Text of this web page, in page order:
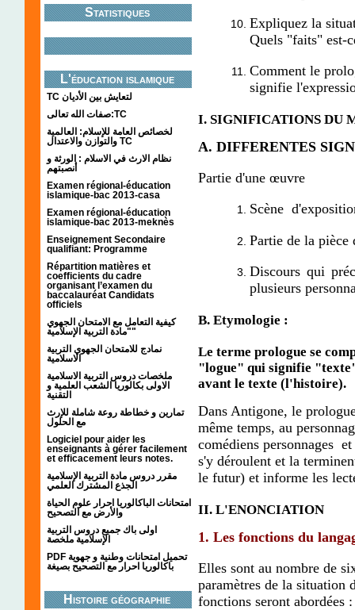
Statistiques
L'éducation islamique
TC لتعايش بين الأديان
صفات الله تعالى:TC
لخصائص العامة للإسلام: العالمية
والتوازن والاعتدال TC
نظام الارث في الاسلام : الورثة و
أنصبتهم
Examen régional-éducation
islamique-bac 2013-casa
Examen régional-éducation
islamique-bac 2013-meknès
Enseignement Secondaire
qualifiant: Programme
Répartition matières et
coefficients du cadre
organisant l’examen du
baccalauréat Candidats
officiels
كيفية التعامل مع الامتحان الجهوي
"مادة التربية الإسلامية"
نمادج للامتحان الجهوي التربية
الاسلامية
ملخصات دروس التربية الاسلامية
الاولى بكالوريا الشعب العلمية و
التقنية
تمارين و خطاطة روعة شاملة للإرث
مع الحلول
Logiciel pour aider les
enseignants à gérer facilement
et efficacement leurs notes.
مقرر دروس مادة التربية الإسلامية
الجذع المشترك العلمي
امتحانات الباكالوريا احرار علوم الحياة
والأرض مع التصحيح
اولى باك جميع دروس التربية
الإسلامية ملخصة
PDF تحميل امتحانات وطنية و جهوية
باكالوريا احرار مع التصحيح بصيغة
Histoire géographie
Expliquez la
Quels "faits" est-
Comment le
signifie
I. SIGNIFICATIONS DU
A. DIFFERENTES
Partie d'une œuvre
Scène
Partie de la
Discours qui
plusieurs
B. Etymologie :
Le terme prologue se
"logue" qui signifie
avant le texte (l'histoire).
Dans Antigone, le
même temps, au
comédiens personnages
s'y déroulent et la
le futur) et informe les
II. L'ENONCIATION
1. Les fonctions du
Elles sont au nombre de
paramètres de la situation
fonctions seront abordées :